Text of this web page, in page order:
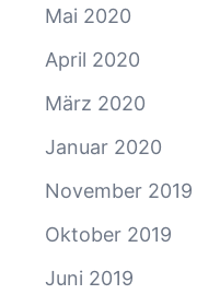
Mai 2020
April 2020
März 2020
Januar 2020
November 2019
Oktober 2019
Juni 2019